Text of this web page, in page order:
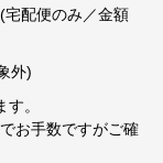
宅配便のみ／金額
外)
。
お手数ですがご確